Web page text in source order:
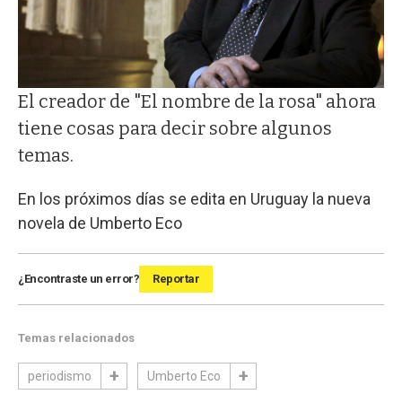
El creador de "El nombre de la rosa" ahora
tiene cosas para decir sobre algunos
temas.
En los próximos días se edita en Uruguay la nueva
novela de Umberto Eco
¿Encontraste un error? Reportar
Temas relacionados
periodismo Umberto Eco